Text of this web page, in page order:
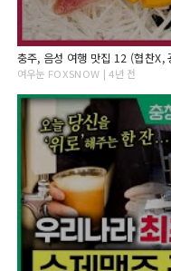
여우눈 FOXSNOW | 4년 전